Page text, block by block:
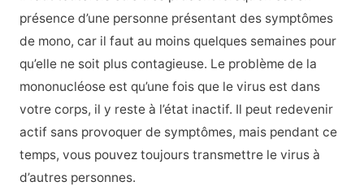
présence d’une personne présentant des symptômes
de mono, car il faut au moins quelques semaines pour
qu’elle ne soit plus contagieuse. Le problème de la
mononucléose est qu’une fois que le virus est dans
votre corps, il y reste à l’état inactif. Il peut redevenir
actif sans provoquer de symptômes, mais pendant ce
temps, vous pouvez toujours transmettre le virus à
d’autres personnes.